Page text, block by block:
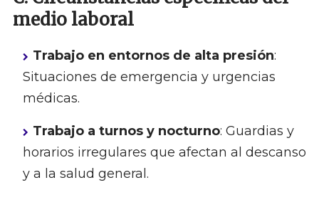
medio laboral
Trabajo en entornos de alta presión:
Situaciones de emergencia y urgencias
médicas.
Trabajo a turnos y nocturno: Guardias y
horarios irregulares que afectan al descanso
y a la salud general.